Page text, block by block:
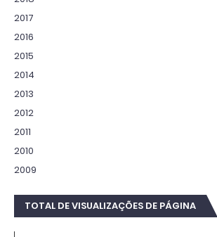
2017
2016
2015
2014
2013
2012
2011
2010
2009
TOTAL DE VISUALIZAÇÕES DE PÁGINA